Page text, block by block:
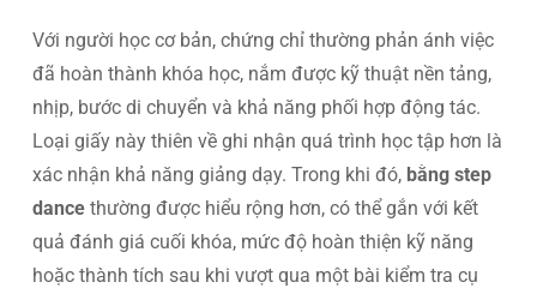
Với người học cơ bản, chứng chỉ thường phản ánh việc
đã hoàn thành khóa học, nắm được kỹ thuật nền tảng,
nhịp, bước di chuyển và khả năng phối hợp động tác.
Loại giấy này thiên về ghi nhận quá trình học tập hơn là
xác nhận khả năng giảng dạy. Trong khi đó, bằng step
dance thường được hiểu rộng hơn, có thể gắn với kết
quả đánh giá cuối khóa, mức độ hoàn thiện kỹ năng
hoặc thành tích sau khi vượt qua một bài kiểm tra cụ